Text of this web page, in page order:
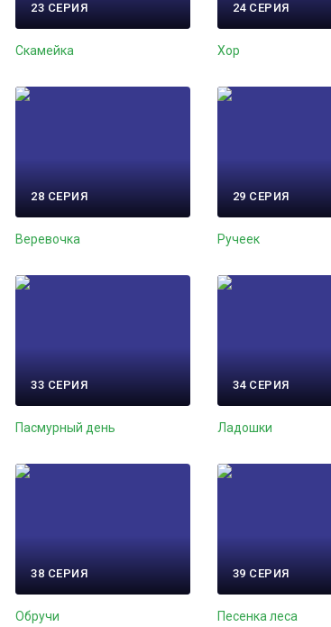
23 СЕРИЯ
Скамейка
24 СЕРИЯ
Хор
28 СЕРИЯ
Веревочка
29 СЕРИЯ
Ручеек
33 СЕРИЯ
Пасмурный день
34 СЕРИЯ
Ладошки
38 СЕРИЯ
Обручи
39 СЕРИЯ
Песенка леса